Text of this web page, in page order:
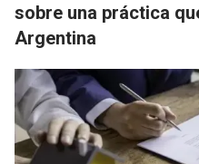
sobre una práctica
Argentina